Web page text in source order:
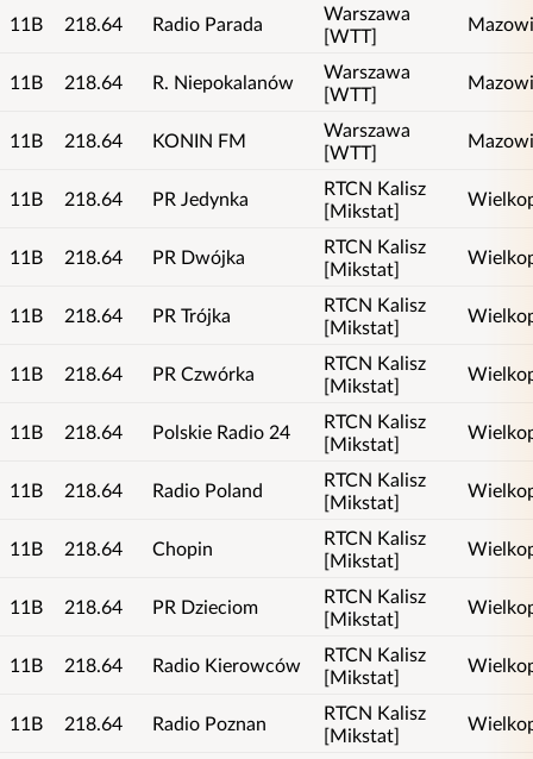
11B 218.64 Radio Parada
Warszawa
[WTT]
11B 218.64 R. Niepokalanów
Warszawa
[WTT]
11B 218.64 KONIN FM
Warszawa
[WTT]
11B 218.64 PR Jedynka
RTCN Kalisz
[Mikstat]
11B 218.64 PR Dwójka
RTCN Kalisz
[Mikstat]
11B 218.64 PR Trójka
RTCN Kalisz
[Mikstat]
11B 218.64 PR Czwórka
RTCN Kalisz
[Mikstat]
11B 218.64 Polskie Radio 24
RTCN Kalisz
[Mikstat]
11B 218.64 Radio Poland
RTCN Kalisz
[Mikstat]
11B 218.64 Chopin
RTCN Kalisz
[Mikstat]
11B 218.64 PR Dzieciom
RTCN Kalisz
[Mikstat]
11B 218.64 Radio Kierowców
RTCN Kalisz
[Mikstat]
11B 218.64 Radio Poznan
RTCN Kalisz
[Mikstat]